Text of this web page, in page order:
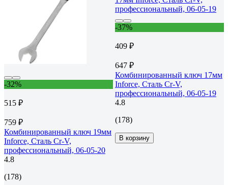
-32%
515 ₽
759 ₽
Комбинированный ключ 19мм
Inforce, Сталь Cr-V,
профессиональный, 06-05-20
4.8
(178)
-37%
409 ₽
647 ₽
Комбинированный ключ 17мм
Inforce, Сталь Cr-V,
профессиональный, 06-05-19
4.8
(178)
В корзину